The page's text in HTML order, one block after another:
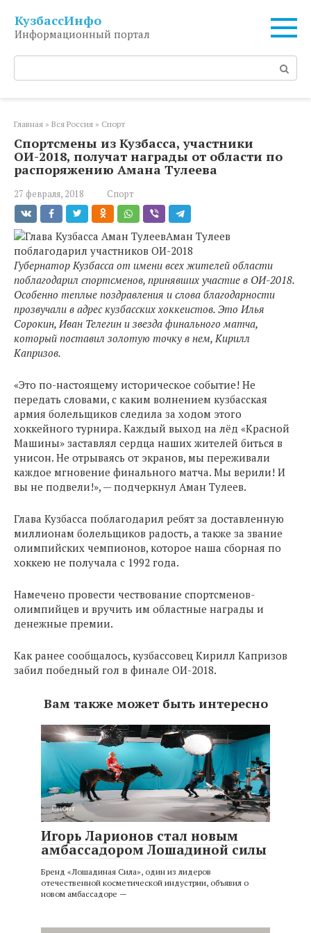
контенту
КузбассИнфо
Информационный портал
Поиск:
Главная » Вся Россия » Спорт
Спортсмены из Кузбасса, участники
ОИ-2018, получат награды от области по
распоряжению Амана Тулеева
27 февраля, 2018 Спорт
Аман Тулеев
поблагодарил участников ОИ-2018
Губернатор Кузбасса от имени всех жителей области
поблагодарил спортсменов, принявших участие в ОИ-2018.
Особенно теплые поздравления и слова благодарности
прозвучали в адрес кузбасских хоккеистов. Это Илья
Сорокин, Иван Телегин и звезда финального матча,
который поставил золотую точку в нем, Кирилл
Капризов.
«Это по-настоящему историческое событие! Не
передать словами, с каким волнением кузбасская
армия болельщиков следила за ходом этого
хоккейного турнира. Каждый выход на лёд «Красной
Машины» заставлял сердца наших жителей биться в
унисон. Не отрываясь от экранов, мы переживали
каждое мгновение финального матча. Мы верили! И
вы не подвели!», — подчеркнул Аман Тулеев.
Глава Кузбасса поблагодарил ребят за доставленную
миллионам болельщиков радость, а также за звание
олимпийских чемпионов, которое наша сборная по
хоккею не получала с 1992 года.
Намечено провести чествование спортсменов-
олимпийцев и вручить им областные награды и
денежные премии.
Как ранее сообщалось, кузбассовец Кирилл Капризов
забил победный гол в финале ОИ-2018.
Вам также может быть интересно
Спорт
Игорь Ларионов стал новым
амбассадором Лошадиной силы
Бренд «Лошадиная Сила», один из лидеров
отечественной косметической индустрии, объявил о
новом амбассадоре —